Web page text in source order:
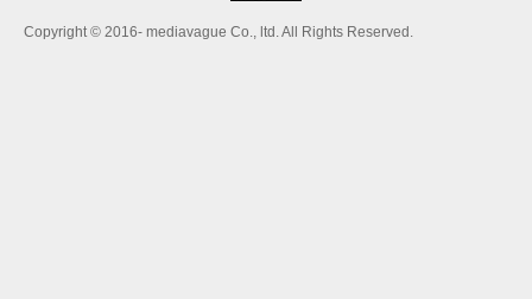
Copyright © 2016- mediavague Co., ltd. All Rights Reserved.